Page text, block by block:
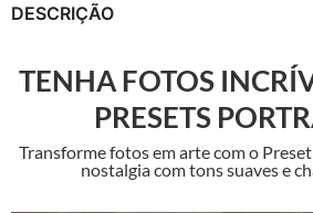
DESCRIÇÃO
TENHA FOTOS
PRESETS
Transforme fotos em arte com o
nostalgia com tons suaves e